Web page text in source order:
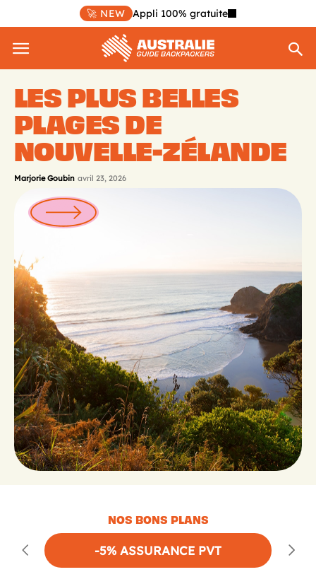
🚀 NEW Appli 100% gratuite
LES PLUS BELLES
PLAGES DE
NOUVELLE-ZÉLANDE
Marjorie Goubin avril 23, 2026
NOS BONS PLANS
-5% ASSURANCE PVT